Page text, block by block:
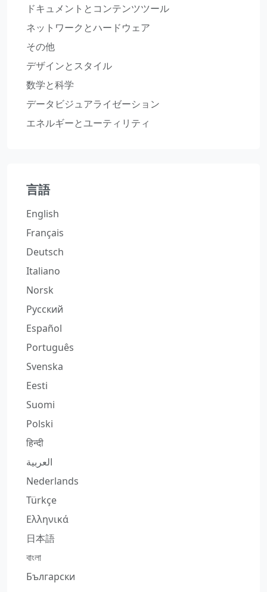
ドキュメントとコンテンツツール
ネットワークとハードウェア
その他
デザインとスタイル
数学と科学
データビジュアライゼーション
エネルギーとユーティリティ
言語
English
Français
Deutsch
Italiano
Norsk
Русский
Español
Português
Svenska
Eesti
Suomi
Polski
हिन्दी
العربية
Nederlands
Türkçe
Ελληνικά
日本語
বাংলা
Български